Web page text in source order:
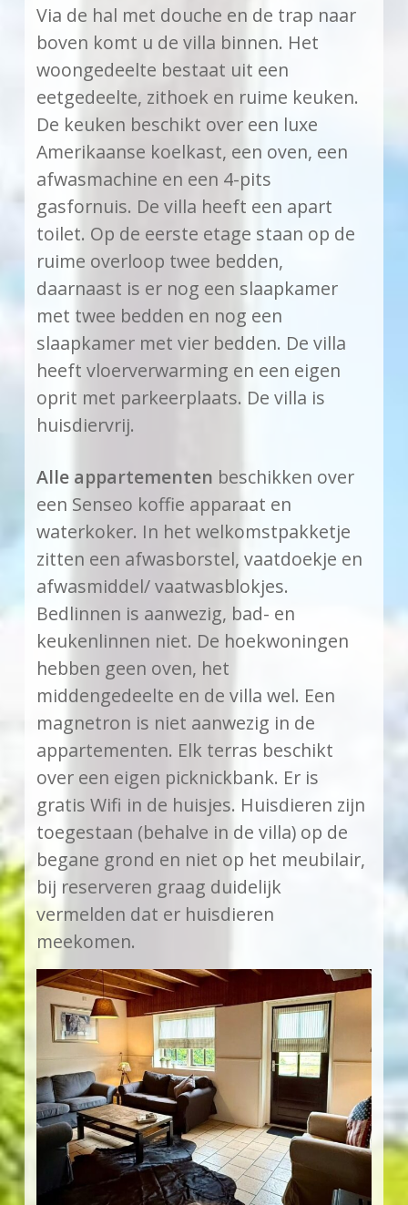
Via de hal met douche en de trap naar
boven komt u de villa binnen. Het
woongedeelte bestaat uit een
eetgedeelte, zithoek en ruime keuken.
De keuken beschikt over een luxe
Amerikaanse koelkast, een oven, een
afwasmachine en een 4-pits
gasfornuis. De villa heeft een apart
toilet. Op de eerste etage staan op de
ruime overloop twee bedden,
daarnaast is er nog een slaapkamer
met twee bedden en nog een
slaapkamer met vier bedden. De villa
heeft vloerverwarming en een eigen
oprit met parkeerplaats. De villa is
huisdiervrij.
Alle appartementen beschikken over
een Senseo koffie apparaat en
waterkoker. In het welkomstpakketje
zitten een afwasborstel, vaatdoekje en
afwasmiddel/ vaatwasblokjes.
Bedlinnen is aanwezig, bad- en
keukenlinnen niet. De hoekwoningen
hebben geen oven, het
middengedeelte en de villa wel. Een
magnetron is niet aanwezig in de
appartementen. Elk terras beschikt
over een eigen picknickbank. Er is
gratis Wifi in de huisjes. Huisdieren zijn
toegestaan (behalve in de villa) op de
begane grond en niet op het meubilair,
bij reserveren graag duidelijk
vermelden dat er huisdieren
meekomen.